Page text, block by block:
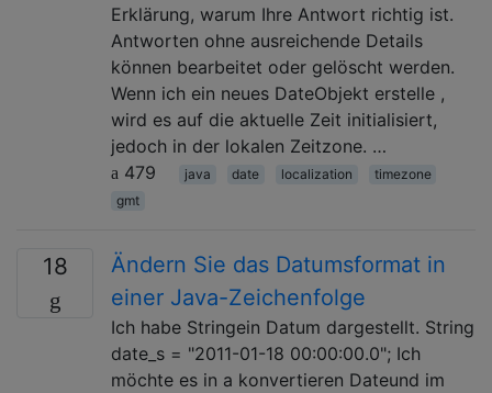
Erklärung, warum Ihre Antwort richtig ist.
Antworten ohne ausreichende Details
können bearbeitet oder gelöscht werden.
Wenn ich ein neues DateObjekt erstelle ,
wird es auf die aktuelle Zeit initialisiert,
jedoch in der lokalen Zeitzone. …
479
java date localization
timezone
gmt
18
Ändern Sie das Datumsformat in
einer Java-Zeichenfolge
Ich habe Stringein Datum dargestellt. String
date_s = "2011-01-18 00:00:00.0"; Ich
möchte es in a konvertieren Dateund im